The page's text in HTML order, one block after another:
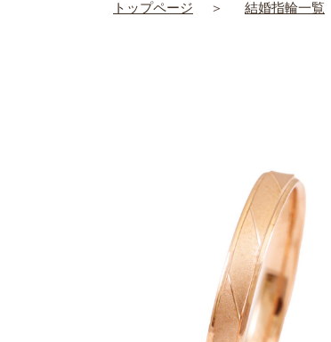
トップページ 結婚指輪一覧